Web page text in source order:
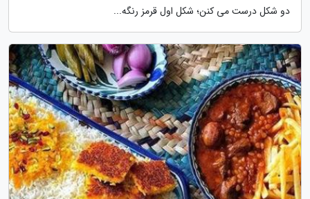
دو شکل درست می کنن؛ شکل اول قرمز رنگه...